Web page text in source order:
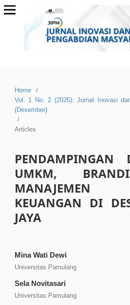
Home /
Vol. 1 No. 2 (2025): Jurnal Inovasi
(Desember)
/
Articles
PENDAMPINGAN
UMKM,
MANAJEMEN
KEUANGAN DI
JAYA
Mina Wati Dewi
Universitas Pamulang
Sela Novitasari
Universitas Pamulang